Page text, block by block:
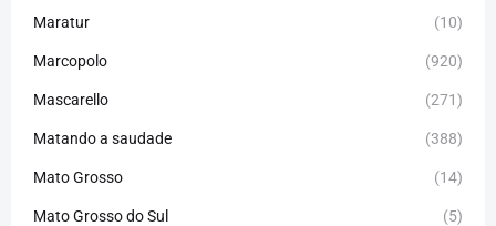
Maratur (10)
Marcopolo (920)
Mascarello (271)
Matando a saudade (388)
Mato Grosso (14)
Mato Grosso do Sul (5)